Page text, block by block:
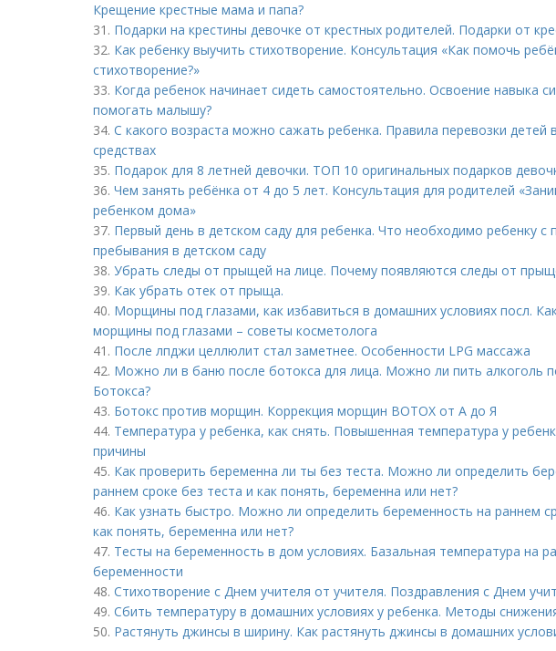
Крещение крестные мама и папа?
31. Подарки на крестины девочке от крестных родителей. Подарки от
32. Как ребенку выучить стихотворение. Консультация «Как помочь
стихотворение?»
33. Когда ребенок начинает сидеть самостоятельно. Освоение навыка
помогать малышу?
34. С какого возраста можно сажать ребенка. Правила перевозки детей
средствах
35. Подарок для 8 летней девочки. ТОП 10 оригинальных подарков
36. Чем занять ребёнка от 4 до 5 лет. Консультация для родителей
ребенком дома»
37. Первый день в детском саду для ребенка. Что необходимо ребенку с
пребывания в детском саду
38. Убрать следы от прыщей на лице. Почему появляются следы от
39. Как убрать отек от прыща.
40. Морщины под глазами, как избавиться в домашних условиях посл.
морщины под глазами – советы косметолога
41. После лпджи целлюлит стал заметнее. Особенности LPG массажа
42. Можно ли в баню после ботокса для лица. Можно ли пить алкоголь
Ботокса?
43. Ботокс против морщин. Коррекция морщин BOTOX от А до Я
44. Температура у ребенка, как снять. Повышенная температура у
причины
45. Как проверить беременна ли ты без теста. Можно ли определить
раннем сроке без теста и как понять, беременна или нет?
46. Как узнать быстро. Можно ли определить беременность на раннем
как понять, беременна или нет?
47. Тесты на беременность в дом условиях. Базальная температура на
беременности
48. Стихотворение с Днем учителя от учителя. Поздравления с Днем
49. Сбить температуру в домашних условиях у ребенка. Методы
50. Растянуть джинсы в ширину. Как растянуть джинсы в домашних